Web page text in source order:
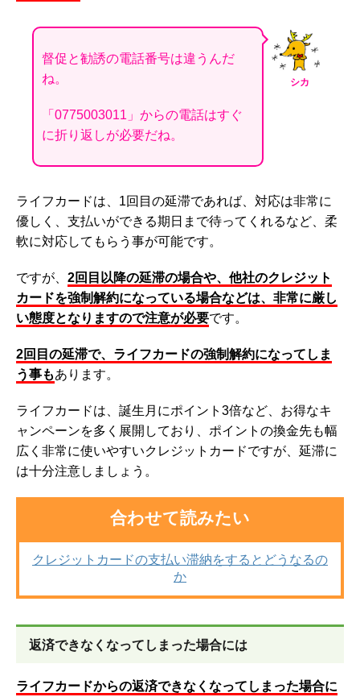
シカ
督促と勧誘の電話番号は違うんだ
ね。
「0775003011」からの電話はすぐ
に折り返しが必要だね。
ライフカードは、1回目の延滞であれば、対応は非常に
優しく、支払いができる期日まで待ってくれるなど、柔
軟に対応してもらう事が可能です。
ですが、 2回目以降の延滞の場合や、他社のクレジット
カードを強制解約になっている場合などは、非常に厳し
い態度となりますので注意が必要です。
2回目の延滞で、ライフカードの強制解約になってしま
う事もあります。
ライフカードは、誕生月にポイント3倍など、お得なキ
ャンペーンを多く展開しており、ポイントの換金先も幅
広く非常に使いやすいクレジットカードですが、延滞に
は十分注意しましょう。
合わせて読みたい
クレジットカードの支払い滞納をするとどうなるの
か
返済できなくなってしまった場合には
ライフカードからの返済できなくなってしまった場合に